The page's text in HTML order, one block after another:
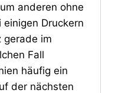
anderen ohne
Druckern
gerade im
Fall
häufig ein
der nächsten